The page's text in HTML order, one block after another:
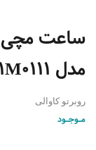
ساعت مچی
مدل RV2L011M0111
روبرتو کاوالی
مـوجـود